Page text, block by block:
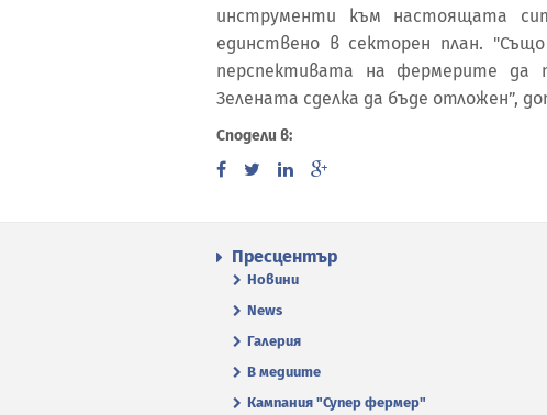
инструменти към настоящата
единствено в секторен план.
перспективата на фермерите
Зелената сделка да бъде отложен”,
Сподели в:
Пресцентър
Новини
News
Галерия
В медиите
Кампания "Супер фермер"